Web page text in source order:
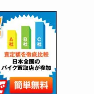
(204)
(33)
(118)
(27)